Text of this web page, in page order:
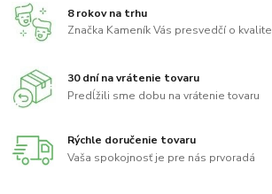
8 rokov na trhu
Značka Kameník Vás presvedčí o kvalite
30 dní na vrátenie tovaru
Predĺžili sme dobu na vrátenie tovaru
Rýchle doručenie tovaru
Vaša spokojnosť je pre nás prvoradá